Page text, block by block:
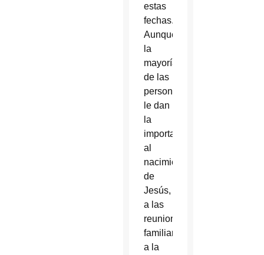
estas
fechas.
Aunque
la
mayoría
de las
personas
le dan
la
importancia
al
nacimiento
de
Jesús,
a las
reuniones
familiares,
a la